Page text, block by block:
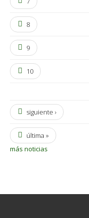
8
9
10
siguiente ›
última »
más noticias